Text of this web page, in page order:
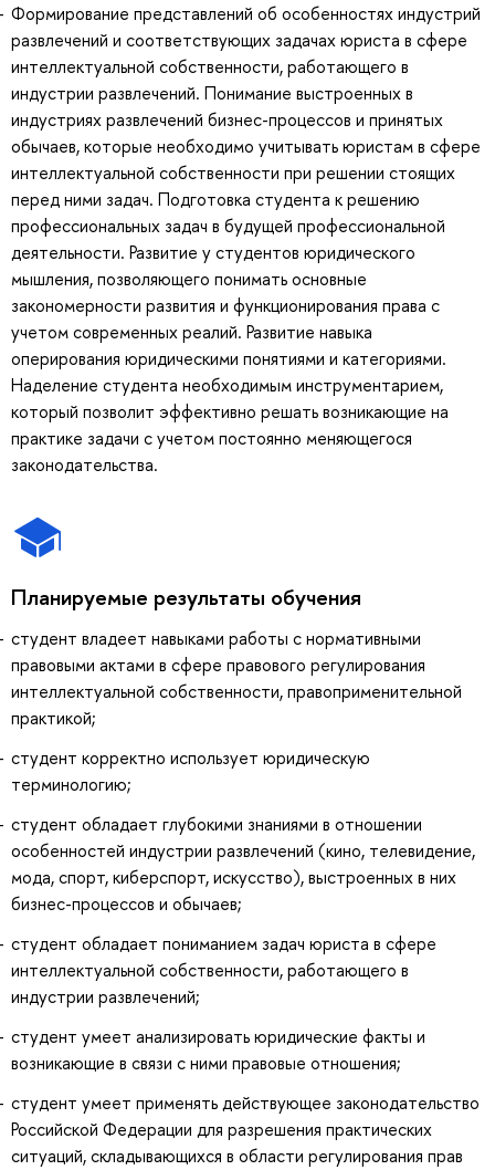
Формирование представлений об особенностях индустрий
развлечений и соответствующих задачах юриста в сфере
интеллектуальной собственности, работающего в
индустрии развлечений. Понимание выстроенных в
индустриях развлечений бизнес-процессов и принятых
обычаев, которые необходимо учитывать юристам в сфере
интеллектуальной собственности при решении стоящих
перед ними задач. Подготовка студента к решению
профессиональных задач в будущей профессиональной
деятельности. Развитие у студентов юридического
мышления, позволяющего понимать основные
закономерности развития и функционирования права с
учетом современных реалий. Развитие навыка
оперирования юридическими понятиями и категориями.
Наделение студента необходимым инструментарием,
который позволит эффективно решать возникающие на
практике задачи с учетом постоянно меняющегося
законодательства.
Планируемые результаты обучения
студент владеет навыками работы с нормативными
правовыми актами в сфере правового регулирования
интеллектуальной собственности, правоприменительной
практикой;
студент корректно использует юридическую
терминологию;
студент обладает глубокими знаниями в отношении
особенностей индустрии развлечений (кино, телевидение,
мода, спорт, киберспорт, искусство), выстроенных в них
бизнес-процессов и обычаев;
студент обладает пониманием задач юриста в сфере
интеллектуальной собственности, работающего в
индустрии развлечений;
студент умеет анализировать юридические факты и
возникающие в связи с ними правовые отношения;
студент умеет применять действующее законодательство
Российской Федерации для разрешения практических
ситуаций, складывающихся в области регулирования прав